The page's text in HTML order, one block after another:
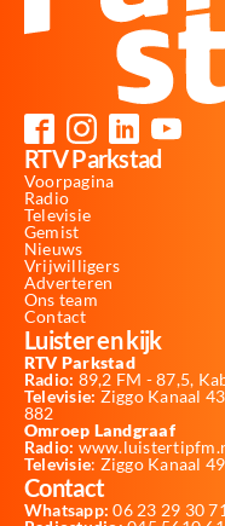
RTV Parkstad
Voorpagina
Radio
Televisie
Gemist
Nieuws
Vrijwilligers
Adverteren
Ons team
Contact
Luister en kijk
RTV Parkstad
Radio: 89,2 FM - 87,5,
Televisie: Ziggo Kanaal
882
Omroep Landgraaf
Radio:
Televisie: Ziggo Kanaal
Contact
Whatsapp: 06 23 29 30 71